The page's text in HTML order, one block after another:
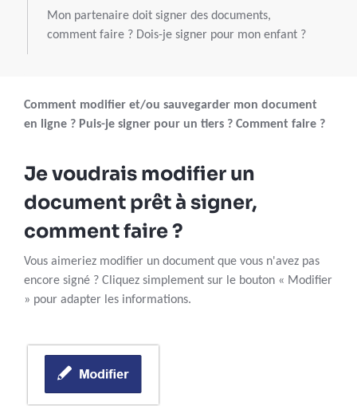
Mon partenaire doit signer des documents,
comment faire ? Dois-je signer pour mon enfant ?
Comment modifier et/ou sauvegarder mon document
en ligne ? Puis-je signer pour un tiers ? Comment faire ?
Je voudrais modifier un
document prêt à signer,
comment faire ?
Vous aimeriez modifier un document que vous n'avez pas
encore signé ? Cliquez simplement sur le bouton « Modifier
» pour adapter les informations.